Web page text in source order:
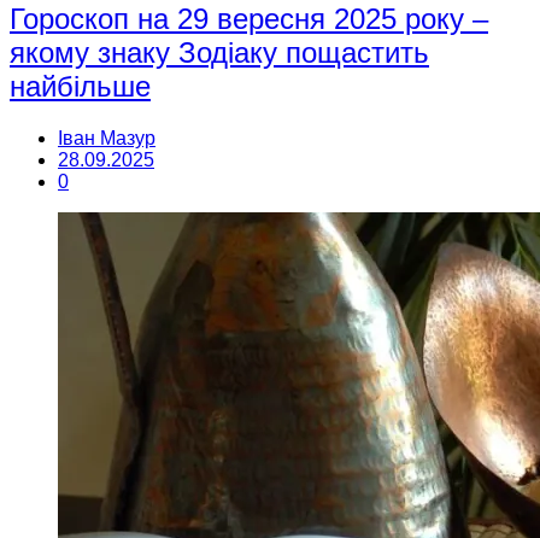
Гороскоп на 29 вересня 2025 року –
якому знаку Зодіаку пощастить
найбільше
Іван Мазур
28.09.2025
0